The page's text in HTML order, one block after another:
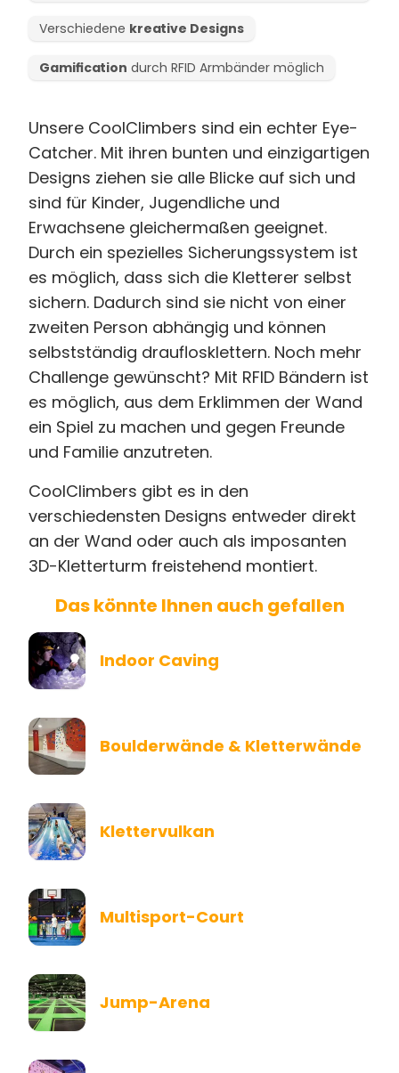
Verschiedene kreative Designs
Gamification durch RFID Armbänder möglich
Unsere CoolClimbers sind ein echter Eye-
Catcher. Mit ihren bunten und einzigartigen
Designs ziehen sie alle Blicke auf sich und
sind für Kinder, Jugendliche und
Erwachsene gleichermaßen geeignet.
Durch ein spezielles Sicherungssystem ist
es möglich, dass sich die Kletterer selbst
sichern. Dadurch sind sie nicht von einer
zweiten Person abhängig und können
selbstständig drauflosklettern. Noch mehr
Challenge gewünscht? Mit RFID Bändern ist
es möglich, aus dem Erklimmen der Wand
ein Spiel zu machen und gegen Freunde
und Familie anzutreten.
CoolClimbers gibt es in den
verschiedensten Designs entweder direkt
an der Wand oder auch als imposanten
3D-Kletterturm freistehend montiert.
Das könnte Ihnen auch gefallen
Indoor Caving
Boulderwände & Kletterwände
Klettervulkan
Multisport-Court
Jump-Arena